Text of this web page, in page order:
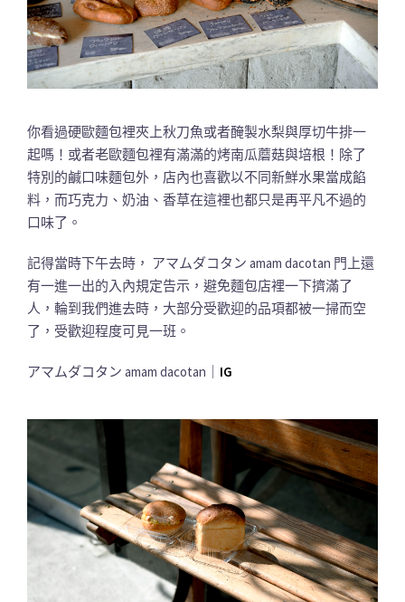
你看過硬歐麵包裡夾上秋刀魚或者醃製水梨與厚切牛排一
起嗎！或者老歐麵包裡有滿滿的烤南瓜蘑菇與培根！除了
特別的鹹口味麵包外，店內也喜歡以不同新鮮水果當成餡
料，而巧克力、奶油、香草在這裡也都只是再平凡不過的
口味了。
記得當時下午去時， アマムダコタン amam dacotan 門上還
有一進一出的入內規定告示，避免麵包店裡一下擠滿了
人，輪到我們進去時，大部分受歡迎的品項都被一掃而空
了，受歡迎程度可見一班。
アマムダコタン amam dacotan｜ IG